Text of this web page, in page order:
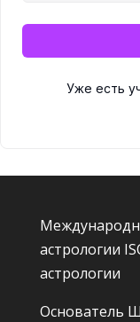
Уже есть
астрологии
астрологии
Основатель